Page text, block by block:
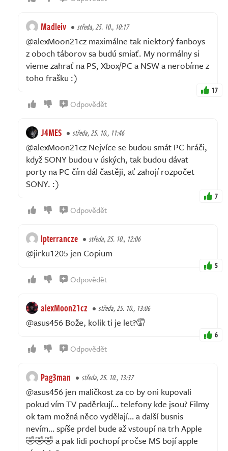
Madleiv středa, 25. 10., 10:17
@alexMoon21cz maximálne tak niektorý fanboys
z oboch táborov sa budú smiať. My normálny si
vieme zahrať na PS, Xbox/PC a NSW a nerobíme z
toho frašku :)
17
Odpovědět
J4MES středa, 25. 10., 11:46
@alexMoon21cz Nejvíce se budou smát PC hráči,
když SONY budou v úských, tak budou dávat
porty na PC čím dál častěji, ať zahojí rozpočet
SONY. :)
7
Odpovědět
lpterrancze středa, 25. 10., 12:06
@jirku1205 jen Copium
5
Odpovědět
alexMoon21cz středa, 25. 10., 13:06
@asus456 Bože, kolik ti je let?🤦
6
Odpovědět
Pag3man středa, 25. 10., 13:37
@asus456 jen maličkost za co by oni kupovali
pokud vím TV paděrkují… telefony kde jsou? Filmy
ok tam možná něco vydělají… a další busnis
nevím… spíše prdel bude až vstoupí na trh Apple
🤣🤣🤣 a pak lidi pochopí pročse MS bojí apple